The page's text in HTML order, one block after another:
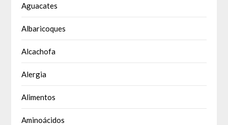
Aguacates
Albaricoques
Alcachofa
Alergia
Alimentos
Aminoácidos